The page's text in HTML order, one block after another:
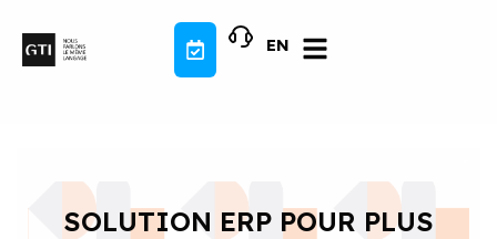
contenu
EN
SOLUTION ERP POUR PLUS